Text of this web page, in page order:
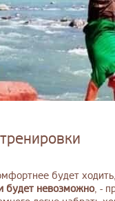
будет
будет невозможно, -